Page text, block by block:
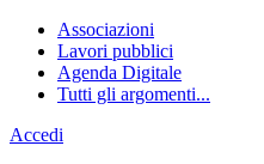
Associazioni
Lavori pubblici
Agenda Digitale
Tutti gli argomenti...
Accedi